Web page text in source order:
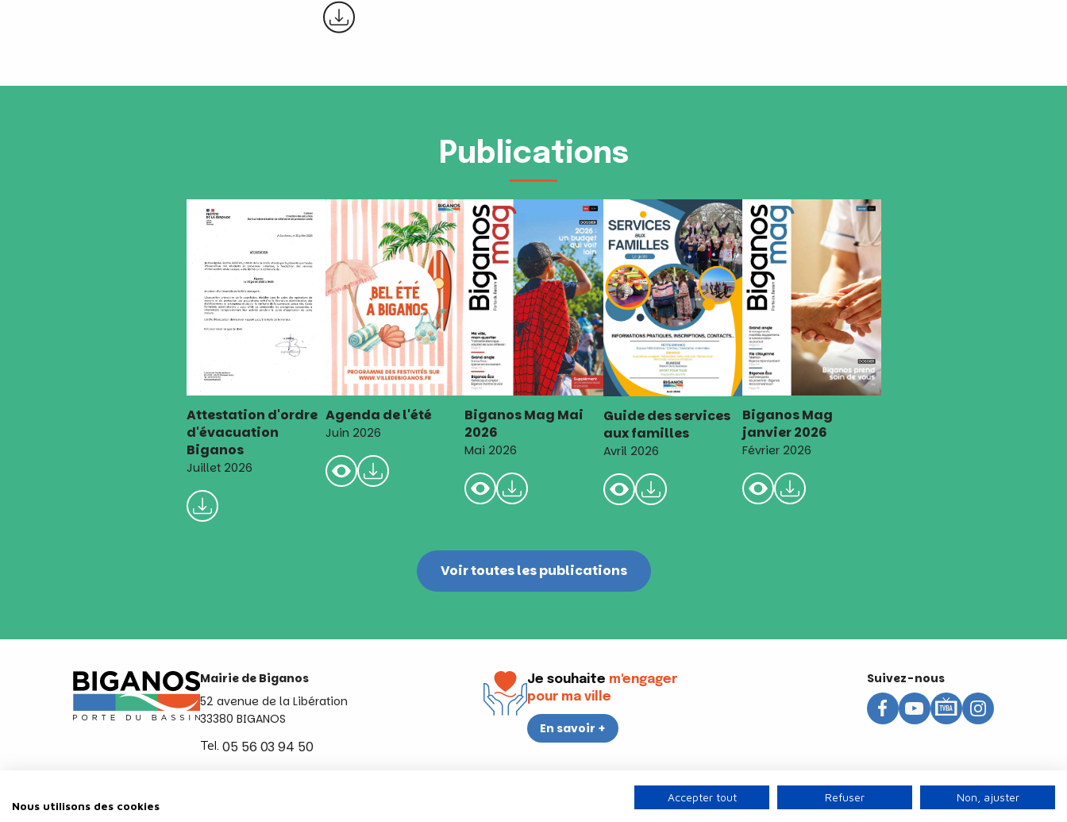
Publications
Attestation d'ordre
d'évacuation
Biganos
Juillet 2026
Agenda de l'été
Juin 2026
Biganos Mag Mai
2026
Mai 2026
Guide des services
aux familles
Avril 2026
Biganos Mag
janvier 2026
Février 2026
Voir toutes les publications
Mairie de Biganos
52 avenue de la Libération
33380 BIGANOS
Tel. 05 56 03 94 50
Je souhaite m'engager
pour ma ville
En savoir +
Suivez-nous
Nous utilisons des cookies
Accepter tout Refuser Non, ajuster